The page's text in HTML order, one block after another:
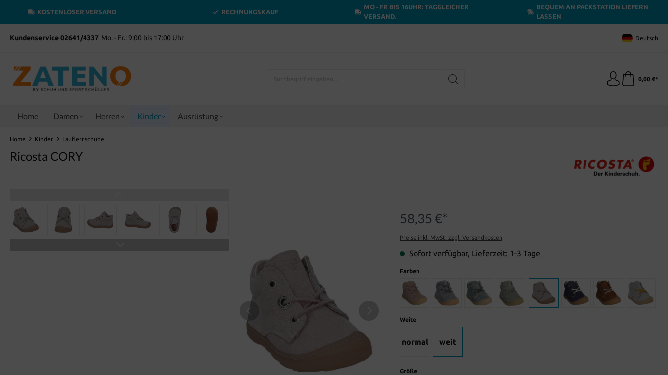
springen
KOSTENLOSER VERSAND RECHNUNGSKAUF
MO - FR BIS 16UHR: TAGGLEICHER
VERSAND.
BEQUEM AN PACKSTATION LIEFERN
LASSEN
Kundenservice 02641/4337 Mo. - Fr.: 9:00 bis 17:00 Uhr Deutsch
0,00 €*
Home Damen Herren Kinder Ausrüstung
Home Kinder Lauflernschuhe
Ricosta CORY
58,35 €*
Preise inkl. MwSt. zzgl. Versandkosten
Sofort verfügbar, Lieferzeit: 1-3 Tage
Farben
Weite
normal weit
Größe